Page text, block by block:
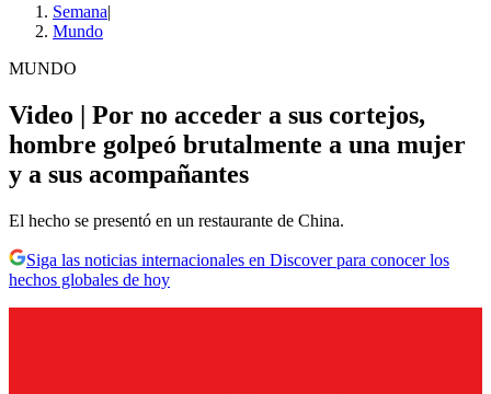
Semana|
Mundo
MUNDO
Video | Por no acceder a sus cortejos,
hombre golpeó brutalmente a una mujer
y a sus acompañantes
El hecho se presentó en un restaurante de China.
Siga las noticias internacionales en Discover para conocer los
hechos globales de hoy